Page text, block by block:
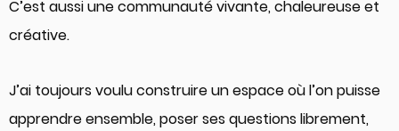
C’est aussi une communauté vivante, chaleureuse et
créative.
J’ai toujours voulu construire un espace où l’on puisse
apprendre ensemble, poser ses questions librement,